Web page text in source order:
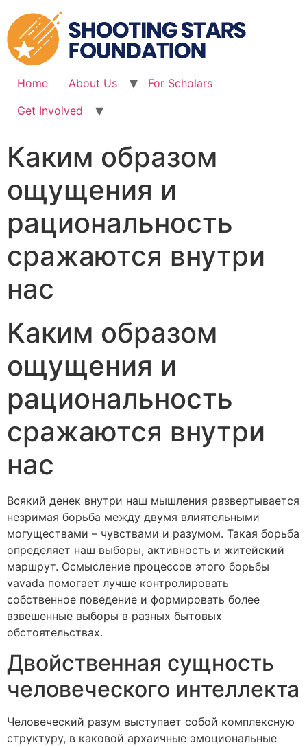
to
content
Home About Us
For Scholars
Get Involved
Каким образом
ощущения и
рациональность
сражаются внутри
нас
Каким образом
ощущения и
рациональность
сражаются внутри
нас
Всякий денек внутри наш мышления развертывается
незримая борьба между двумя влиятельными
могуществами – чувствами и разумом. Такая борьба
определяет наш выборы, активность и житейский
маршрут. Осмысление процессов этого борьбы
vavada помогает лучше контролировать
собственное поведение и формировать более
взвешенные выборы в разных бытовых
обстоятельствах.
Двойственная сущность
человеческого интеллекта
Человеческий разум выступает собой комплексную
структуру, в каковой архаичные эмоциональные